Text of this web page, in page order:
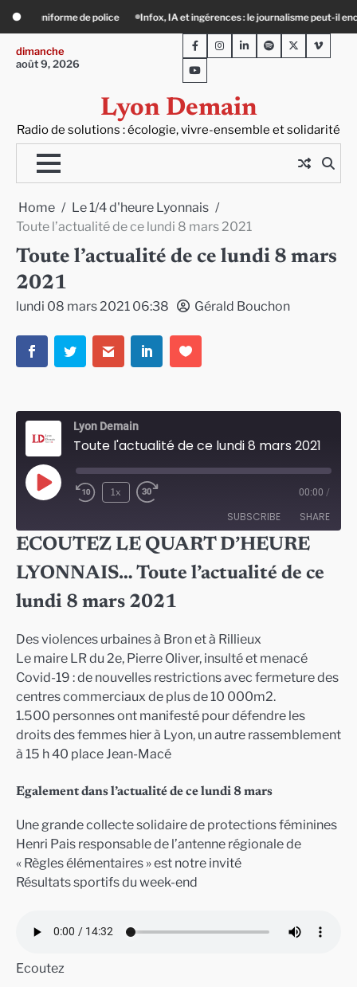
Skip
content
: le journalisme peut-il encore lutter ? Précarité, canicule,
dimanche
août 9, 2026
Lyon Demain
Radio de solutions : écologie, vivre-ensemble et solidarité
FacebookInstagram
LinkedInSpotifyTwitterViméo
Youtube
Home
Le 1/4 d'heure Lyonnais
Toute l’actualité de ce lundi 8 mars 2021
Toute l’actualité de ce lundi 8 mars
2021
lundi 08 mars 2021 06:38 Gérald Bouchon
Lyon Demain
Toute l'actualité de ce lundi 8 mars 2021
Play
1x 00:00 /
SUBSCRIBE SHARE
RSS FEED
SHARE
LINK
ECOUTEZ LE QUART D’HEURE
LYONNAIS… Toute l’actualité de ce
lundi 8 mars 2021
Des violences urbaines à Bron et à Rillieux
Le maire LR du 2e, Pierre Oliver, insulté et menacé
Covid-19 : de nouvelles restrictions avec fermeture des
centres commerciaux de plus de 10 000m2.
1.500 personnes ont manifesté pour défendre les
droits des femmes hier à Lyon, un autre rassemblement
à 15 h 40 place Jean-Macé
Egalement dans l’actualité de ce lundi 8 mars
Une grande collecte solidaire de protections féminines
Henri Pais responsable de l’antenne régionale de
« Règles élémentaires » est notre invité
Résultats sportifs du week-end
Ecoutez